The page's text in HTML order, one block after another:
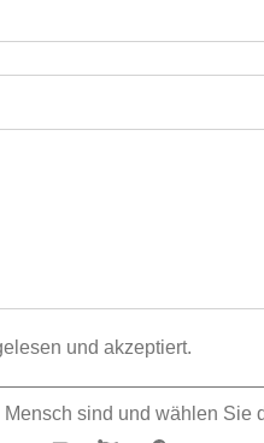
und akzeptiert.
sind und wählen Sie